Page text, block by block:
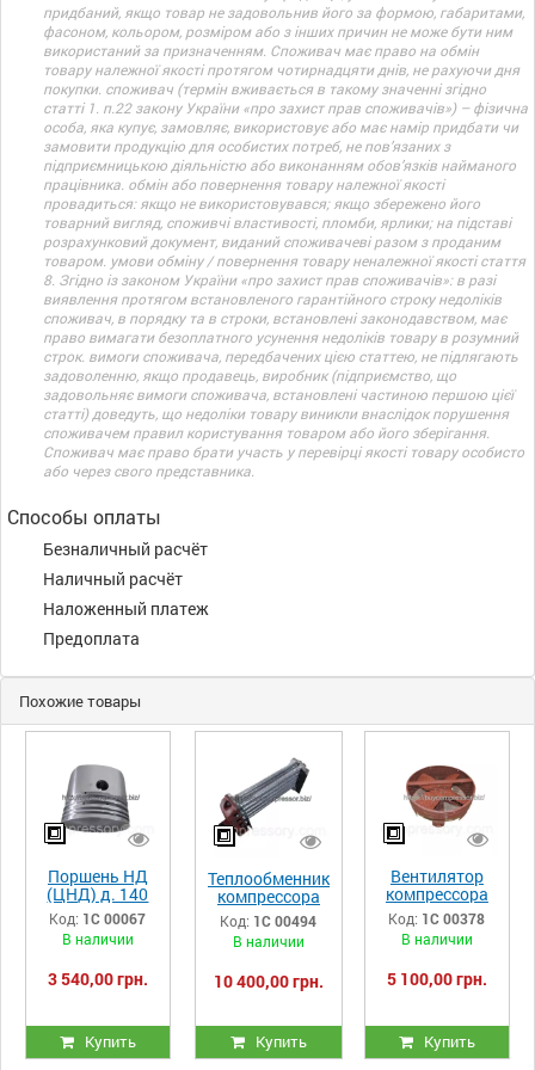
придбаний, якщо товар не задовольнив його за формою, габаритами,
фасоном, кольором, розміром або з інших причин не може бути ним
використаний за призначенням. Споживач має право на обмін
товару належної якості протягом чотирнадцяти днів, не рахуючи дня
покупки. споживач (термін вживається в такому значенні згідно
статті 1. п.22 закону України «про захист прав споживачів») – фізична
особа, яка купує, замовляє, використовує або має намір придбати чи
замовити продукцію для особистих потреб, не пов’язаних з
підприємницькою діяльністю або виконанням обов’язків найманого
працівника. обмін або повернення товару належної якості
провадиться: якщо не використовувався; якщо збережено його
товарний вигляд, споживчі властивості, пломби, ярлики; на підставі
розрахунковий документ, виданий споживачеві разом з проданим
товаром. умови обміну / повернення товару неналежної якості стаття
8. Згідно із законом України «про захист прав споживачів»: в разі
виявлення протягом встановленого гарантійного строку недоліків
споживач, в порядку та в строки, встановлені законодавством, має
право вимагати безоплатного усунення недоліків товару в розумний
строк. вимоги споживача, передбачених цією статтею, не підлягають
задоволенню, якщо продавець, виробник (підприємство, що
задовольняє вимоги споживача, встановлені частиною першою цієї
статті) доведуть, що недоліки товару виникли внаслідок порушення
споживачем правил користування товаром або його зберігання.
Споживач має право брати участь у перевірці якості товару особисто
або через свого представника.
Способы оплаты
Безналичный расчёт
Наличный расчёт
Наложенный платеж
Предоплата
Похожие товары
Поршень НД
(ЦНД) д. 140
компрессора
ПК, ПКС, ПКСД
32.03.00.01-
Код: 1С 00067
В наличии
3 540,00 грн.
Купить
Теплообменник
компрессора
ПК, ПКС, ПКСД
32.19.00.00-
005сб
Код: 1С 00494
В наличии
10 400,00 грн.
Купить
Вентилятор
компрессора
ПК, ПКС, ПКСД
33.05.00.00-
027сб
Код: 1С 00378
В наличии
5 100,00 грн.
Купить